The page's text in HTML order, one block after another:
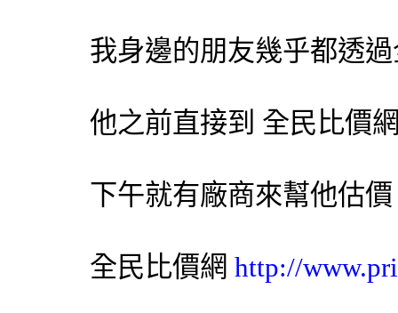
我身邊的朋友幾乎都透過
他之前直接到 全民比價
下午就有廠商來幫他估價
全民比價網 http://